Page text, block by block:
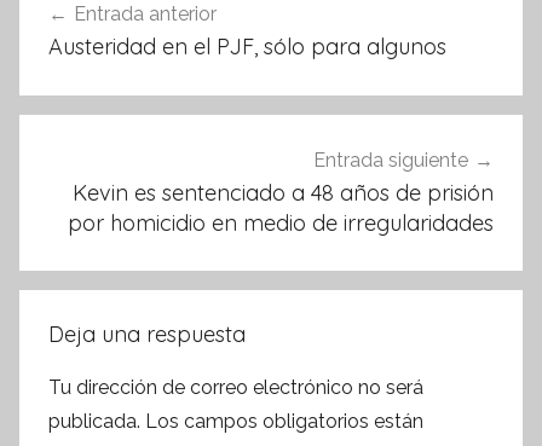
o
k
p
de
Entrada anterior
Austeridad en el PJF, sólo para algunos
Entrada siguiente
Kevin es sentenciado a 48 años de prisión
por homicidio en medio de irregularidades
Deja una respuesta
Tu dirección de correo electrónico no será
publicada. Los campos obligatorios están